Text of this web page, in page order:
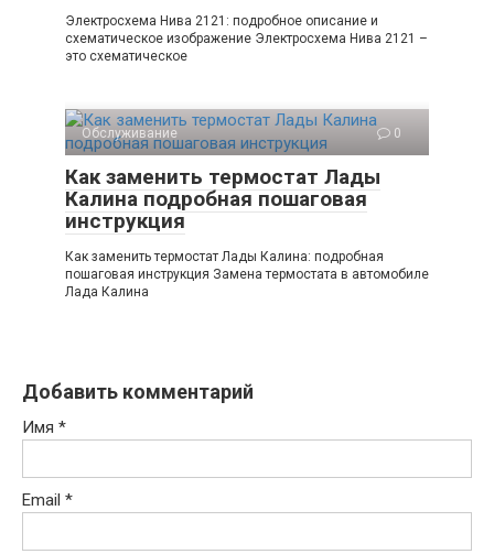
Электросхема Нива 2121: подробное описание и
схематическое изображение Электросхема Нива 2121 –
это схематическое
Обслуживание 0
Как заменить термостат Лады
Калина подробная пошаговая
инструкция
Как заменить термостат Лады Калина: подробная
пошаговая инструкция Замена термостата в автомобиле
Лада Калина
Добавить комментарий
Имя *
Email *